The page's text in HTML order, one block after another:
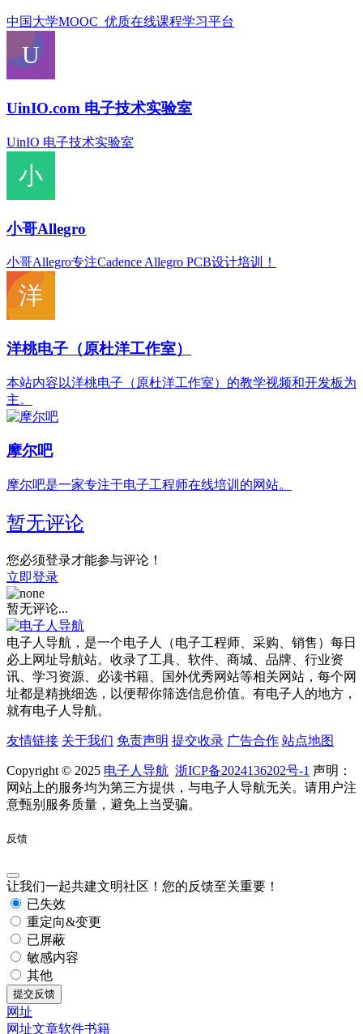
中国大学MOOC_优质在线课程学习平台
UinIO.com 电子技术实验室
UinIO 电子技术实验室
小哥Allegro
小哥Allegro专注Cadence Allegro PCB设计培训！
洋桃电子（原杜洋工作室）
本站内容以洋桃电子（原杜洋工作室）的教学视频和开发板为
主。
摩尔吧
摩尔吧是一家专注于电子工程师在线培训的网站。
暂无评论
您必须登录才能参与评论！
立即登录
暂无评论...
电子人导航，是一个电子人（电子工程师、采购、销售）每日
必上网址导航站。收录了工具、软件、商城、品牌、行业资
讯、学习资源、必读书籍、国外优秀网站等相关网站，每个网
址都是精挑细选，以便帮你筛选信息价值。有电子人的地方，
就有电子人导航。
友情链接 关于我们 免责声明 提交收录 广告合作 站点地图
Copyright © 2025 电子人导航 浙ICP备2024136202号-1 声明：
网站上的服务均为第三方提供，与电子人导航无关。请用户注
意甄别服务质量，避免上当受骗。
反馈
让我们一起共建文明社区！您的反馈至关重要！
已失效
重定向&变更
已屏蔽
敏感内容
其他
提交反馈
网址
网址文章软件书籍